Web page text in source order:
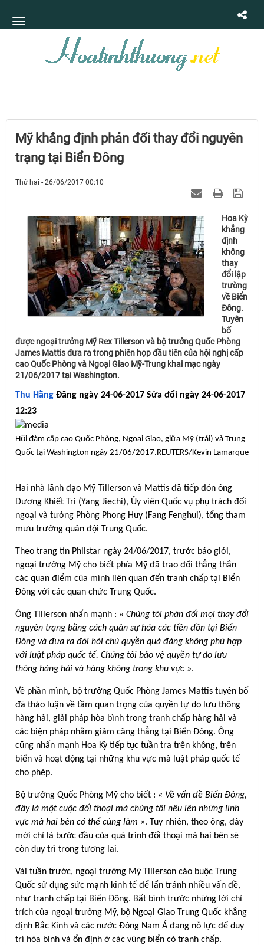
Mỹ khẳng định phản đối thay đổi nguyên
trạng tại Biển Đông
Thứ hai - 26/06/2017 00:10
Hoa Kỳ
khẳng
định
không
thay
đổi lập
trường
về Biển
Đông.
Tuyên
bố
được ngoại trưởng Mỹ Rex Tillerson và bộ trưởng Quốc Phòng
James Mattis đưa ra trong phiên họp đầu tiên của hội nghị cấp
cao Quốc Phòng và Ngoại Giao Mỹ-Trung khai mạc ngày
21/06/2017 tại Washington.
Thu Hằng Đăng ngày 24-06-2017 Sửa đổi ngày 24-06-2017
12:23
Hội đàm cấp cao Quốc Phòng, Ngoại Giao, giữa Mỹ (trái) và Trung
Quốc tại Washington ngày 21/06/2017.REUTERS/Kevin Lamarque
Hai nhà lãnh đạo Mỹ Tillerson và Mattis đã tiếp đón ông
Dương Khiết Trì (Yang Jiechi), Ủy viên Quốc vụ phụ trách đối
ngoại và tướng Phòng Phong Huy (Fang Fenghui), tổng tham
mưu trưởng quân đội Trung Quốc.
Theo trang tin Philstar ngày 24/06/2017, trước báo giới,
ngoại trưởng Mỹ cho biết phía Mỹ đã trao đổi thẳng thắn
các quan điểm của mình liên quan đến tranh chấp tại Biển
Đông với các quan chức Trung Quốc.
Ông Tillerson nhấn mạnh : « Chúng tôi phản đối mọi thay đổi
nguyên trạng bằng cách quân sự hóa các tiền đồn tại Biển
Đông và đưa ra đòi hỏi chủ quyền quá đáng không phù hợp
với luật pháp quốc tế. Chúng tôi bảo vệ quyền tự do lưu
thông hàng hải và hàng không trong khu vực ».
Về phần mình, bộ trưởng Quốc Phòng James Mattis tuyên bố
đã thảo luận về tầm quan trọng của quyền tự do lưu thông
hàng hải, giải pháp hòa bình trong tranh chấp hàng hải và
các biện pháp nhằm giảm căng thẳng tại Biển Đông. Ông
cũng nhấn mạnh Hoa Kỳ tiếp tục tuần tra trên không, trên
biển và hoạt động tại những khu vực mà luật pháp quốc tế
cho phép.
Bộ trưởng Quốc Phòng Mỹ cho biết : « Về vấn đề Biển Đông,
đây là một cuộc đối thoại mà chúng tôi nêu lên những lĩnh
vực mà hai bên có thể cùng làm ». Tuy nhiên, theo ông, đây
mới chỉ là bước đầu của quá trình đối thoại mà hai bên sẽ
còn duy trì trong tương lai.
Vài tuần trước, ngoại trưởng Mỹ Tillerson cáo buộc Trung
Quốc sử dụng sức mạnh kinh tế để lẩn tránh nhiều vấn đề,
như tranh chấp tại Biển Đông. Bất bình trước những lời chỉ
trích của ngoại trưởng Mỹ, bộ Ngoại Giao Trung Quốc khẳng
định Bắc Kinh và các nước Đông Nam Á đang nỗ lực để duy
trì hòa bình và ổn định ở các vùng biển có tranh chấp.